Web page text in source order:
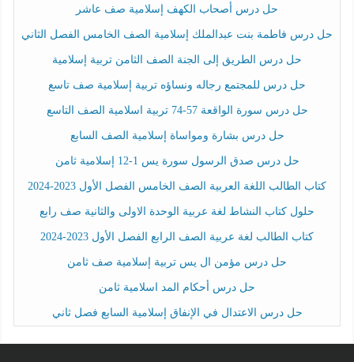
حل درس أصحاب الكهف إسلامية صف عاشر
حل درس فاطمة بنت عبدالملك إسلامية الصف الخامس الفصل الثاني
حل درس الطريق إلى الجنة الصف الثامن تربية إسلامية
حل درس للمجتمع رجاله ونساؤه تربية إسلامية صف تاسع
حل درس سورة الواقعة 57-74 تربية اسلامية الصف التاسع
حل درس بشارة ومواساة إسلامية الصف السابع
حل درس صدق الرسول سورة يس 1-12 إسلامية ثامن
كتاب الطالب اللغة العربية الصف الخامس الفصل الأول 2023-2024
حلول كتاب النشاط لغة عربية الوحدة الاولى والثانية صف رابع
كتاب الطالب لغة عربية الصف الرابع الفصل الأول 2023-2024
حل درس مؤمن ال يس تربية إسلامية صف ثامن
حل درس أحكام المد اسلامية ثامن
حل درس الاعتدال في الإنفاق إسلامية السابع فصل ثاني